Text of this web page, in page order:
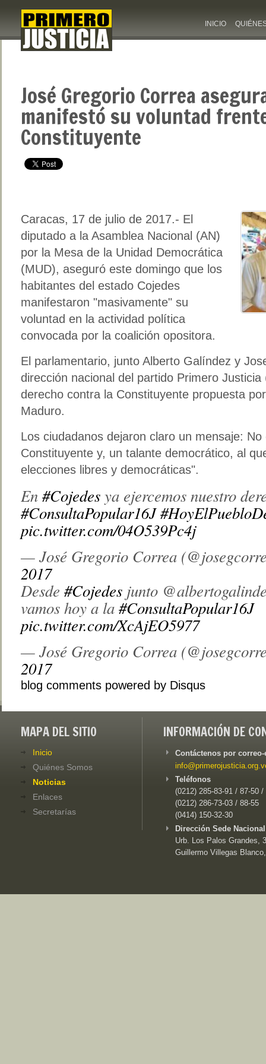
INICIO
José Gregorio Correa
manifestó su voluntad
Constituyente
Caracas, 17 de julio de 2017.- El
diputado a la Asamblea Nacional (AN)
por la Mesa de la Unidad Democrática
(MUD), aseguró este domingo que los
habitantes del estado Cojedes
manifestaron "masivamente" su
voluntad en la actividad política
convocada por la coalición opositora.
El parlamentario, junto Alberto Galíndez y
dirección nacional del partido Primero
derecho contra la Constituyente propuesta
Maduro.
Los ciudadanos dejaron claro un mensaje:
Constituyente y, un talante democrático, al
elecciones libres y democráticas".
En#Cojedesya ejercemos nuestro
#ConsultaPopular16J
pic.twitter.com/04O539Pc4j
— José Gregorio Correa
2017
Desde #Cojedes junto
vamos hoy a la#ConsultaPopular16J
pic.twitter.com/XcAjEO5977
— José Gregorio Correa
2017
blog comments powered by Disqus
MAPA DEL SITIO
Inicio
Quiénes Somos
Noticias
Enlaces
Secretarías
INFORMACIÓN DE
Contáctenos por
Teléfonos
(0212) 285-83-91 / 87-50 /
(0212) 286-73-03 / 88-55
(0414) 150-32-30
Dirección Sede
Urb. Los Palos Grandes,
Guillermo Villegas